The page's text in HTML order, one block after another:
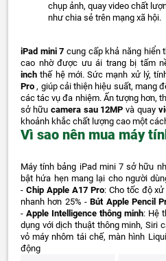
chụp ảnh, quay video chất
như chia sẻ trên mạng xã hội.
iPad mini 7 cung cấp khả năng hiển
cao nhờ được ưu ái trang bị tấm
inchthế hệ mới. Sức mạnh xử lý,
Pro, giúp cải thiện hiệu suất, mang
các tác vụ đa nhiệm. Ấn tượng hơn,
sở hữu camera sau 12MPvà quay
khoảnh khắc chất lượng cao một
Vì sao nên mua máy
Máy tính bảng iPad mini 7 sở hữu
bật hứa hẹn mang lại cho người
- Chip Apple A17 Pro: Cho tốc độ xử
nhanh hơn 25% -Bút Apple Pencil
- Apple Intelligence thông minh: Hệ
dụng với dịch thuật thông minh, Siri
vỏ máy nhôm tái chế, màn hình
động